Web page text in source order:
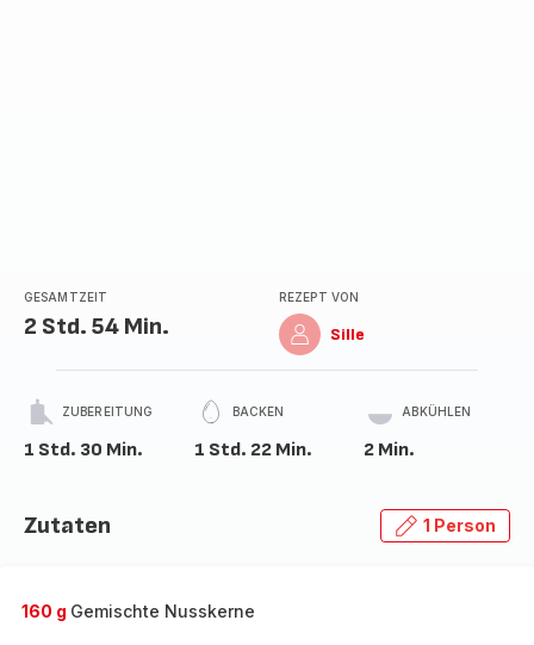
GESAMTZEIT
2 Std. 54 Min.
REZEPT VON
Sille
ZUBEREITUNG
1 Std. 30 Min.
BACKEN
1 Std. 22 Min.
ABKÜHLEN
2 Min.
Zutaten 1 Person
160 g Gemischte Nusskerne